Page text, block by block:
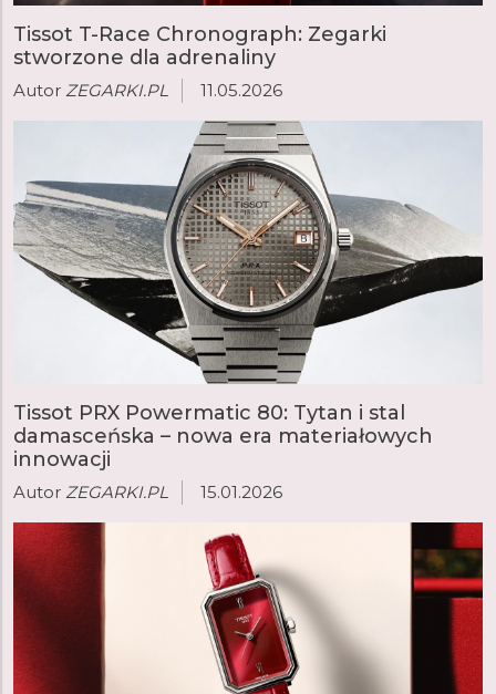
Tissot T-Race Chronograph: Zegarki
stworzone dla adrenaliny
Autor ZEGARKI.PL 11.05.2026
Tissot PRX Powermatic 80: Tytan i stal
damasceńska – nowa era materiałowych
innowacji
Autor ZEGARKI.PL 15.01.2026